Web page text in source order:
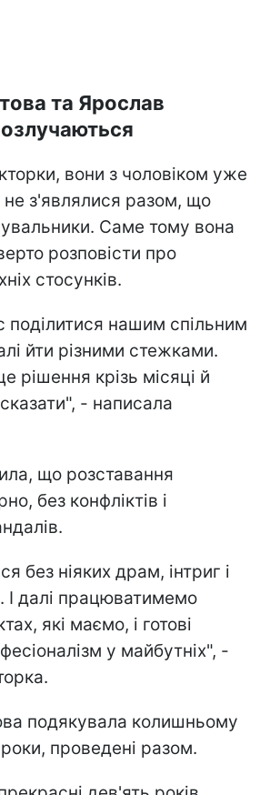
та Ярослав
вони з чоловіком уже
з'являлися разом, що
Саме тому вона
розповісти про
стосунків.
нашим спільним
йти різними стежками.
рішення крізь місяці й
- написала
що розставання
без конфліктів і
без ніяких драм, інтриг і
І далі працюватимемо
які маємо, і готові
у майбутніх", -
подякувала колишньому
роки, проведені разом.